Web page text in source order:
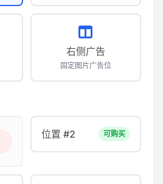
右侧广告
固定图片广告位
位置 #2 可购买